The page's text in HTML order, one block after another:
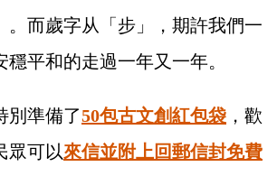
。而歲字从「步」，期許我們一
穩平和的走過一年又一年。
別準備了50包古文創紅包袋 ，歡
眾可以來信並附上回郵信封免費